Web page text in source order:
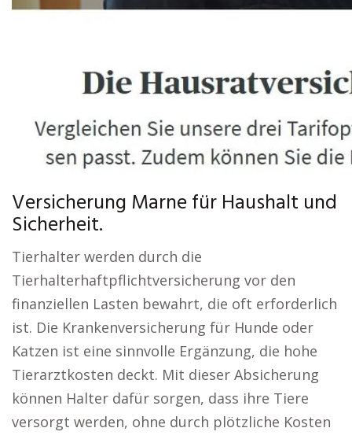
Versicherung Marne für Haushalt und
Sicherheit.
Tierhalter werden durch die
Tierhalterhaftpflichtversicherung vor den
finanziellen Lasten bewahrt, die oft erforderlich
ist. Die Krankenversicherung für Hunde oder
Katzen ist eine sinnvolle Ergänzung, die hohe
Tierarztkosten deckt. Mit dieser Absicherung
können Halter dafür sorgen, dass ihre Tiere
versorgt werden, ohne durch plötzliche Kosten